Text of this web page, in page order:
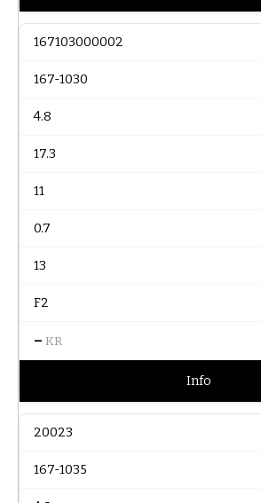
167103000002
167-1030
4.8
17.3
11
0.7
13
F2
– KR
Info
20023
167-1035